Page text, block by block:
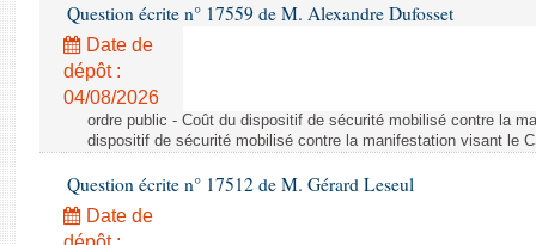
Question écrite n° 17559 de M. Alexandre Dufosset
Date de
dépôt :
04/08/2026
ordre public - Coût du dispositif de sécurité mobilisé contre la
dispositif de sécurité mobilisé contre la manifestation visant le
Question écrite n° 17512 de M. Gérard Leseul
Date de